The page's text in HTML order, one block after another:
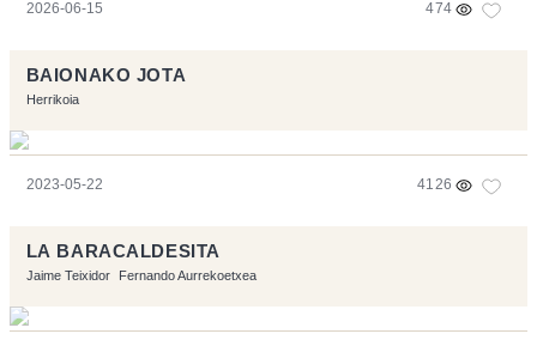
2026-06-15 474
BAIONAKO JOTA
Herrikoia
2023-05-22 4126
LA BARACALDESITA
Jaime Teixidor Fernando Aurrekoetxea